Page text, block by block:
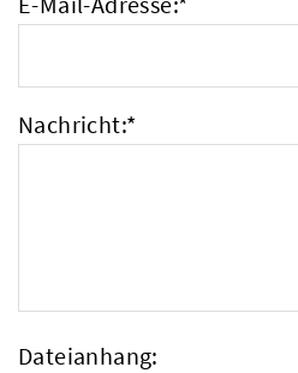
Nachricht:*
Dateianhang: